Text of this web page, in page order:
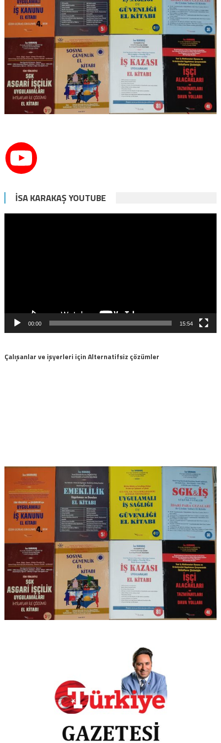
İSA KARAKAŞ YOUTUBE
00:00 15:54
Çalışanlar ve işyerleri için Alternatifsiz çözümler